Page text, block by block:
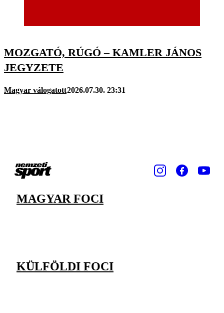
MOZGATÓ, RÚGÓ – KAMLER JÁNOS
JEGYZETE
Magyar válogatott2026.07.30. 23:31
MAGYAR FOCI
KÜLFÖLDI FOCI